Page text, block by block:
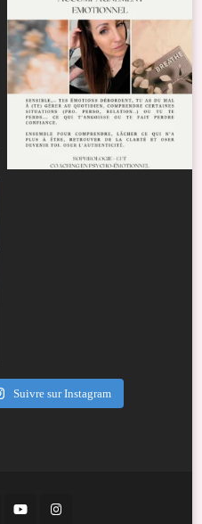
Suivre sur Instagram